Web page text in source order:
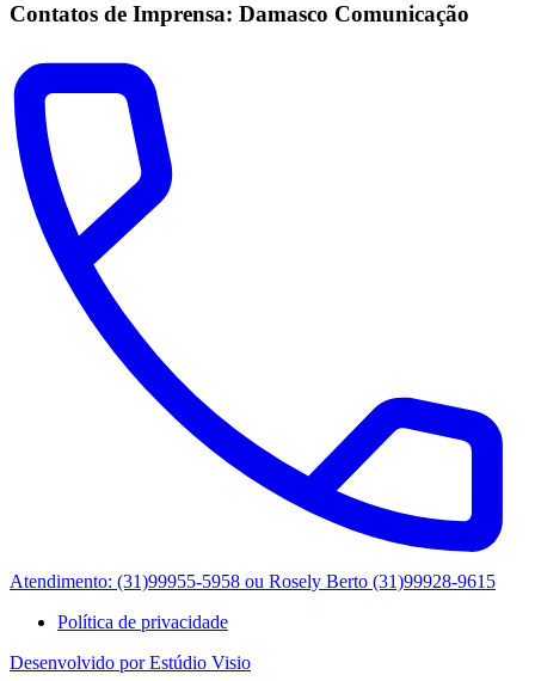
Contatos de Imprensa: Damasco Comunicação
Atendimento: (31)99955-5958 ou Rosely Berto (31)99928-9615
Política de privacidade
Desenvolvido por Estúdio Visio